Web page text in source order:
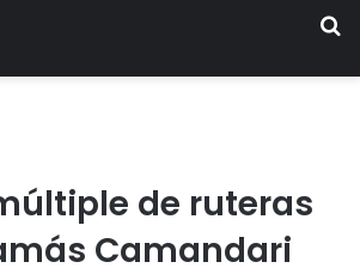
de ruteras
Camandari